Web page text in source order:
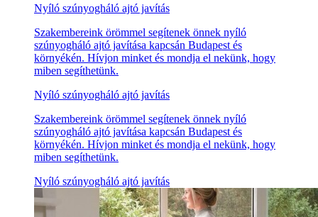
Nyíló szúnyogháló ajtó javítás
Szakembereink örömmel segítenek önnek nyíló
szúnyogháló ajtó javítása kapcsán Budapest és
környékén. Hívjon minket és mondja el nekünk, hogy
miben segíthetünk.
Nyíló szúnyogháló ajtó javítás
Szakembereink örömmel segítenek önnek nyíló
szúnyogháló ajtó javítása kapcsán Budapest és
környékén. Hívjon minket és mondja el nekünk, hogy
miben segíthetünk.
Nyíló szúnyogháló ajtó javítás